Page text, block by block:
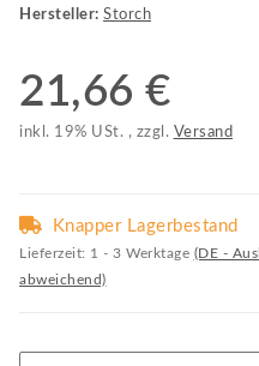
Hersteller: Storch
21,66 €
inkl. 19% USt. , zzgl. Versand
Knapper Lagerbestand
Lieferzeit: 1 - 3 Werktage (DE -
abweichend)